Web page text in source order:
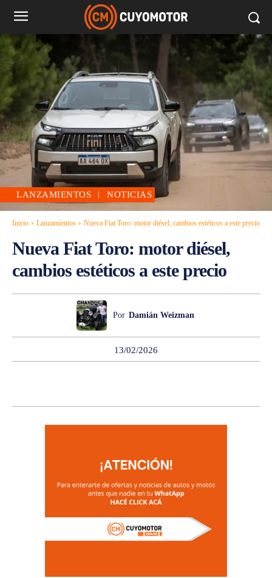
LANZAMIENTOS NOTICIAS
Inicio Lanzamientos Nueva Fiat Toro: motor diésel, cambios estéticos a este precio
Nueva Fiat Toro: motor diésel,
cambios estéticos a este precio
Por Damián Weizman
13/02/2026